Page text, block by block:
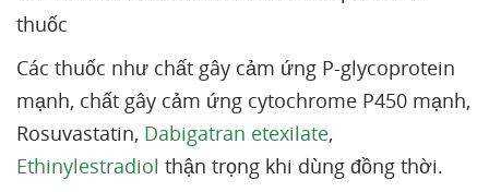
thuốc
Các thuốc như chất gây cảm ứng P-glycoprotein
mạnh, chất gây cảm ứng cytochrome P450 mạnh,
Rosuvastatin, Dabigatran etexilate,
Ethinylestradiol thận trọng khi dùng đồng thời.